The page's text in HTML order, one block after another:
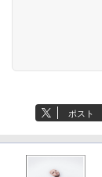
ポスト